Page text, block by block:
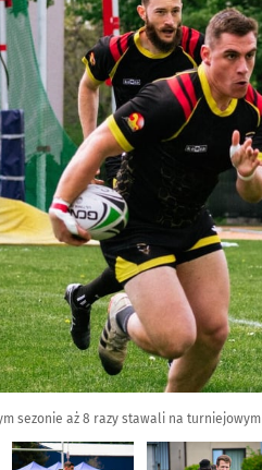
sezonie aż 8 razy stawali na